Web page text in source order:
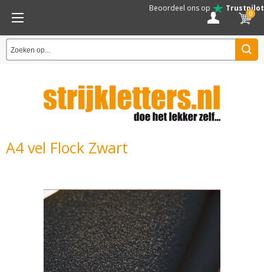
Beoordeel ons op Trustpilot
0
A4 vel Flock Zwart